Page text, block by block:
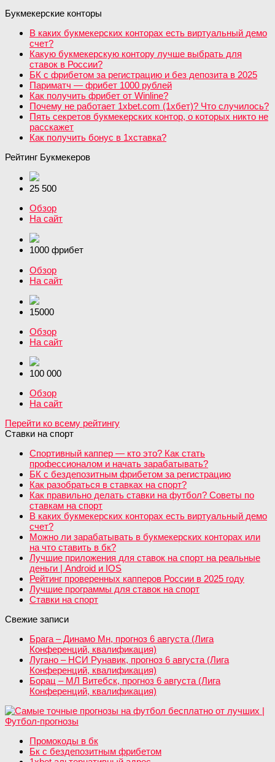
Букмекерские конторы
В каких букмекерских конторах есть виртуальный демо
счет?
Какую букмекерскую контору лучше выбрать для
ставок в России?
БК с фрибетом за регистрацию и без депозита в 2025
Париматч — фрибет 1000 рублей
Как получить фрибет от Winline?
Почему не работает 1xbet.com (1хбет)? Что случилось?
Пять секретов букмекерских контор, о которых никто не
расскажет
Как получить бонус в 1хставка?
Рейтинг Букмекеров
25 500
Обзор
На сайт
1000 фрибет
Обзор
На сайт
15000
Обзор
На сайт
100 000
Обзор
На сайт
Перейти ко всему рейтингу
Ставки на спорт
Спортивный каппер — кто это? Как стать
профессионалом и начать зарабатывать?
БК с бездепозитным фрибетом за регистрацию
Как разобраться в ставках на спорт?
Как правильно делать ставки на футбол? Советы по
ставкам на спорт
В каких букмекерских конторах есть виртуальный демо
счет?
Можно ли зарабатывать в букмекерских конторах или
на что ставить в бк?
Лучшие приложения для ставок на спорт на реальные
деньги | Android и IOS
Рейтинг проверенных капперов России в 2025 году
Лучшие программы для ставок на спорт
Ставки на спорт
Свежие записи
Брага – Динамо Мн, прогноз 6 августа (Лига
Конференций, квалификация)
Лугано – НСИ Рунавик, прогноз 6 августа (Лига
Конференций, квалификация)
Борац – МЛ Витебск, прогноз 6 августа (Лига
Конференций, квалификация)
Промокоды в бк
Бк с бездепозитным фрибетом